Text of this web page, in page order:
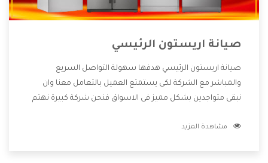
صيانة اريستون الرئيسي
صيانة اريستون الرئيسي هدفها سهولة التواصل السريع
والمباشر مع الشركة لكى يستمتع العميل بالتعامل معنا وان
نبقى متواجدين بشكل مميز فى الاسواق فنحن شركة كبيرة نهتم
الشركة بها والتى تكون منها خدمة الصيانة التى تكون من أهم
مشاهدة المزيد